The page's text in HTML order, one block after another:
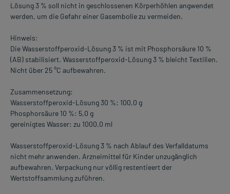
Lösung 3 % soll nicht in geschlossenen Körperhöhlen angwendet
werden, um die Gefahr einer Gasembolie zu vermeiden.
Hinweis:
Die Wasserstoffperoxid-Lösung 3 % ist mit Phosphorsäure 10 %
(AB) stabilisiert. Wasserstoffperoxid-Lösung 3 % bleicht Textilien.
Nicht über 25 °C aufbewahren.
Zusammensetzung:
Wasserstoffperoxid-Lösung 30 %: 100,0 g
Phosphorsäure 10 %: 5,0 g
gereinigtes Wasser: zu 1000,0 ml
Wasserstoffperoxid-Lösung 3 % nach Ablauf des Verfalldatums
nicht mehr anwenden. Arzneimittel für Kinder unzugänglich
aufbewahren. Verpackung nur völlig restentieert der
Wertstoffsammlung zuführen.